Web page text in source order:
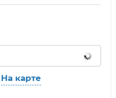
На карте